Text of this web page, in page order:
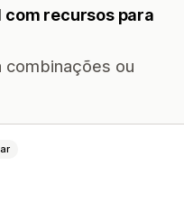
com recursos para
combinações ou